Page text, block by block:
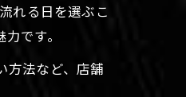
れる日を選ぶこ
です。
方法など、店舗